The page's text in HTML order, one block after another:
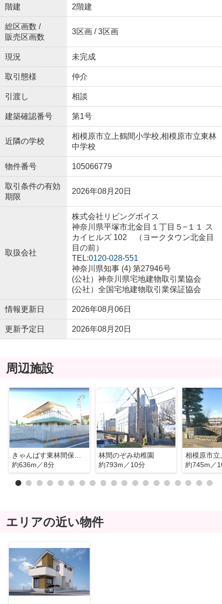
階建 2階建
総区画数 /
販売区画数
3区画 / 3区画
現況 未完成
取引態様 仲介
引渡し 相談
建築確認番号 第1号
近隣の学校
相模原市立上鶴間小学校,相模原市立東林
中学校
物件番号 105066779
取引条件の有効
期限
2026年08月20日
取扱会社
株式会社リビングボイス
神奈川県平塚市北金目１丁目５−１１ ス
カイヒルズ 102 （ヨークタウン北金目
目の前）
TEL:0120-028-551
神奈川県知事 (4) 第27946号
(公社）神奈川県宅地建物取引業協会
(公社）全国宅地建物取引業保証協会
情報更新日 2026年08月06日
更新予定日 2026年08月20日
周辺施設
約636m／8分
林間のぞみ幼稚園
約793m／10分
約745m／
エリアの近い物件